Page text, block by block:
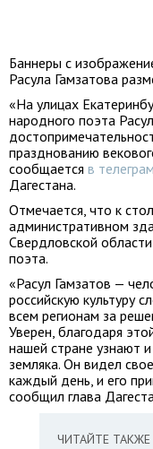
Баннеры с
Расула Гамзатова
«На улицах
народного поэта
празднованию
сообщается в
Дагестана.
Отмечается, что к
административном
Свердловской
поэта.
«Расул Гамзатов —
российскую культуру
всем регионам за
Уверен, благодаря
нашей стране узнают
земляка. Он видел
каждый день, и его
сообщил глава
ЧИТАЙТЕ ТАКЖЕ